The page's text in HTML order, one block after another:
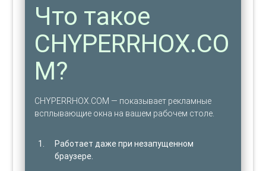
Что такое
CHYPERRHOX.CO
M?
CHYPERRHOX.COM — показывает рекламные
всплывающие окна на вашем рабочем столе.
Работает даже при незапущенном
браузере.